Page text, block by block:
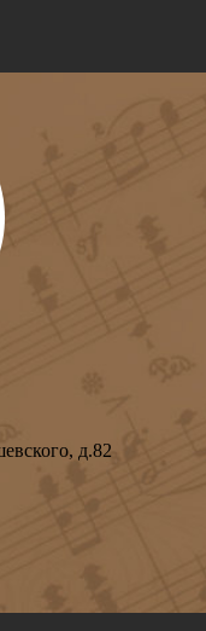
д.82